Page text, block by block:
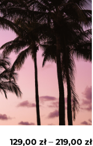
129,00zł–219,00zł